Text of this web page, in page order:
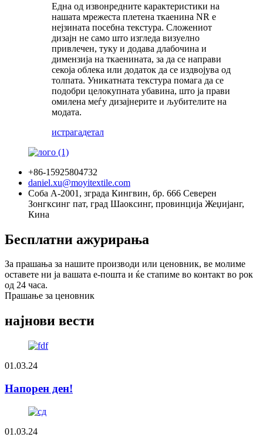
Една од извонредните карактеристики на
нашата мрежеста плетена ткаенина NR е
нејзината посебна текстура. Сложениот
дизајн не само што изгледа визуелно
привлечен, туку и додава длабочина и
димензија на ткаенината, за да се направи
секоја облека или додаток да се издвојува од
толпата. Уникатната текстура помага да се
подобри целокупната убавина, што ја прави
омилена меѓу дизајнерите и љубителите на
модата.
истрагадетал
+86-15925804732
daniel.xu@moyitextile.com
Соба А-2001, зграда Кингвин, бр. 666 Северен
Зонгксинг пат, град Шаоксинг, провинција Жеџијанг,
Кина
Бесплатни ажурирања
За прашања за нашите производи или ценовник, ве молиме
оставете ни ја вашата е-пошта и ќе стапиме во контакт во рок
од 24 часа.
Прашање за ценовник
најнови вести
01.03.24
Напорен ден!
01.03.24